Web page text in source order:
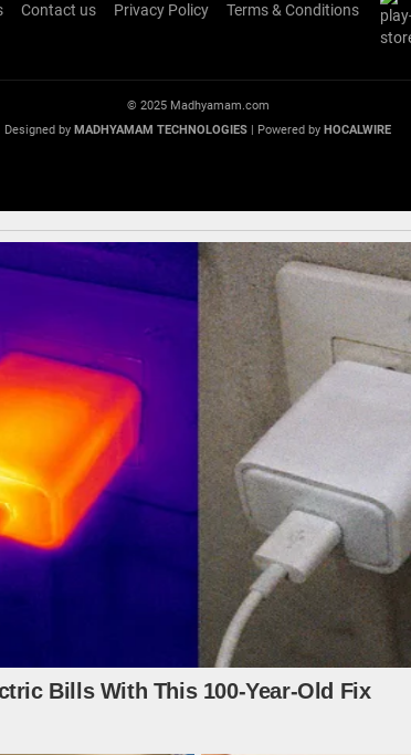
Contact us Privacy Policy Terms & Conditions
© 2025 Madhyamam.com
Designed by MADHYAMAM TECHNOLOGIES | Powered by HOCALWIRE